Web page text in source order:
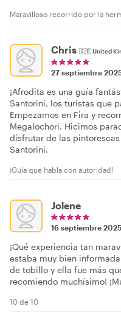
Maravilloso recorrido por la
Chris 🇬🇧United
27 septiembre
¡Afrodita es una guía
Santorini, los turistas que
Empezamos en Fira y
Megalochori. Hicimos
disfrutar de las
Santorini.
¡Guía que habla con autoridad!
Jolene
16 septiembre 2025
¡Qué experiencia tan
estaba muy bien
de tobillo y ella fue más
recomiendo muchísimo!
10 de 10